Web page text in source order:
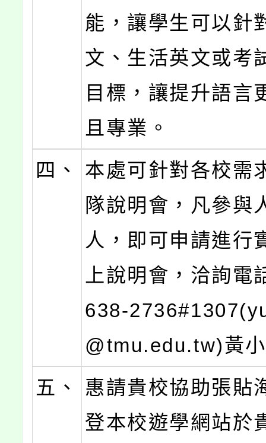
能，讓學生可以針
文、生活英文或考
目標，讓提升語言
且專業。
四、
本處可針對各校需
隊說明會，凡參與
人，即可申請進行
上說明會，洽詢電
638-
@tmu.edu.tw)黃
五、
惠請貴校協助張貼
登本校遊學網站於